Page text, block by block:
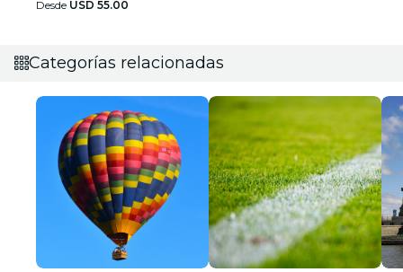
Desde USD 55.00
Categorías relacionadas